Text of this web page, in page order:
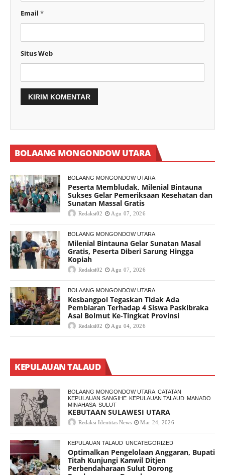
Email *
Situs Web
BOLAANG MONGONDOW UTARA
BOLAANG MONGONDOW UTARA
Peserta Membludak, Milenial Bintauna
Sukses Gelar Pemeriksaan Kesehatan dan
Sunatan Massal Gratis
Redaksi02 Agu 07, 2026
BOLAANG MONGONDOW UTARA
Milenial Bintauna Gelar Sunatan Masal
Gratis, Peserta Diberi Sarung Hingga
Kopiah
Redaksi02 Agu 07, 2026
BOLAANG MONGONDOW UTARA
Kesbangpol Tegaskan Tidak Ada
Pembiaran Terhadap 4 Siswa Paskibraka
Asal Bolmut Ke-Tingkat Provinsi
Redaksi02 Agu 04, 2026
KEPULAUAN TALAUD
BOLAANG MONGONDOW UTARA CATATAN
KEPULAUAN SANGIHE KEPULAUAN TALAUD MANADO
MINAHASA SULUT
KEBUTAAN SULAWESI UTARA
Redaksi Identitas News Mar 24, 2026
KEPULAUAN TALAUD UNCATEGORIZED
Optimalkan Pengelolaan Anggaran, Bupati
Titah Kunjungi Kanwil Ditjen
Perbendaharaan Sulut Dorong